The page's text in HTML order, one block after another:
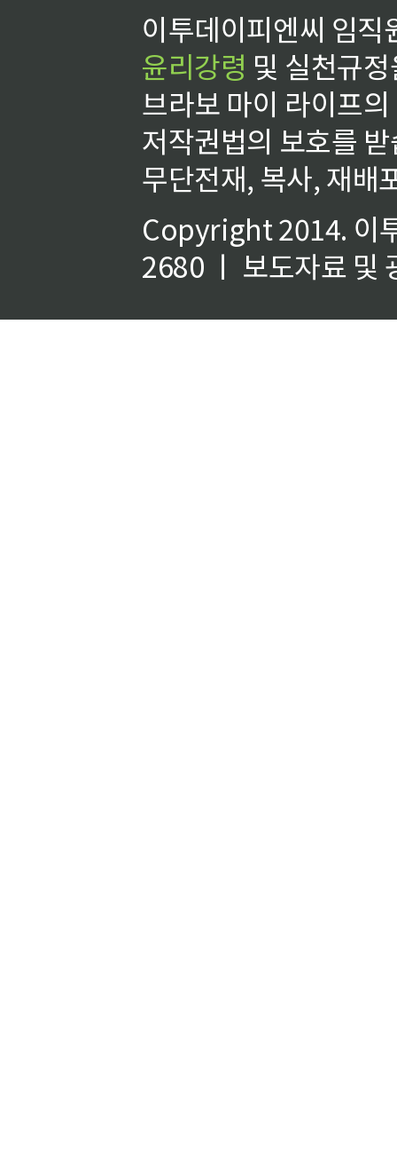
이투데이피엔씨 임
윤리강령 및 실천규
브라보 마이 라이프
저작권법의 보호를
무단전재, 복사, 재배
Copyright 2014. 이
2680 ㅣ 보도자료